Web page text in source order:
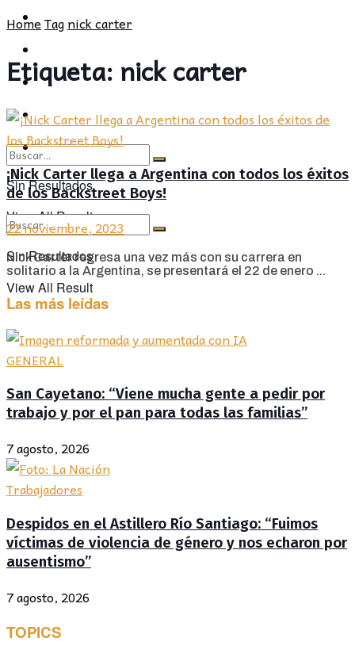
POLÍTICA
CULTURA
Sin Resultados
View All Result
PROVINCIA
SOCIEDAD
CULTURA
OPINIÓN
Sin Resultados
View All Result
HomeTagnick carter
Etiqueta: nick carter
¡Nick Carter llega a Argentina con todos los éxitos
de los Backstreet Boys!
22 noviembre, 2023
Nick Carter regresa una vez más con su carrera en
solitario a la Argentina, se presentará el 22 de enero ...
Las más leídas
GENERAL
San Cayetano: “Viene mucha gente a pedir por
trabajo y por el pan para todas las familias”
7 agosto, 2026
Trabajadores
Despidos en el Astillero Río Santiago: “Fuimos
víctimas de violencia de género y nos echaron por
ausentismo”
7 agosto, 2026
TOPICS